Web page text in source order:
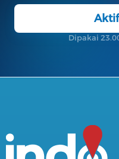
Dipakai